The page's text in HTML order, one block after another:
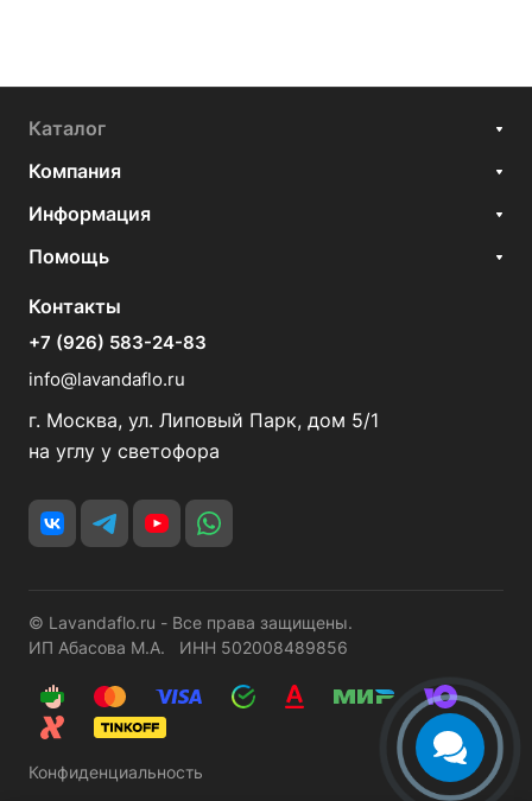
Каталог
Компания
Информация
Помощь
Контакты
+7 (926) 583-24-83
info@lavandaflo.ru
г. Москва, ул. Липовый Парк, дом 5/1
на углу у светофора
© Lavandaflo.ru - Все права защищены.
ИП Абасова М.А. ИНН 502008489856
Конфиденциальность